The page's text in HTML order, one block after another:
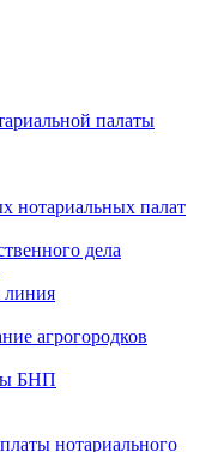
палаты
нотариальных палат
дела
линия
агрогородков
БНП
нотариального